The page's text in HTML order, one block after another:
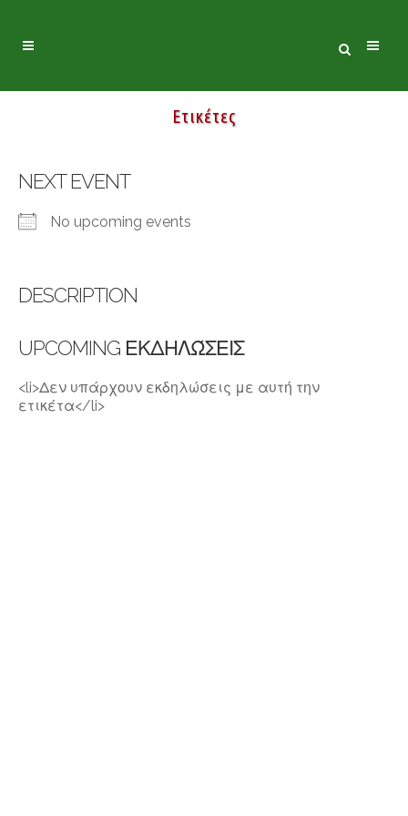
Ετικέτες
NEXT EVENT
No upcoming events
DESCRIPTION
UPCOMING ΕΚΔΗΛΏΣΕΙΣ
<li>Δεν υπάρχουν εκδηλώσεις με αυτή την
ετικέτα</li>